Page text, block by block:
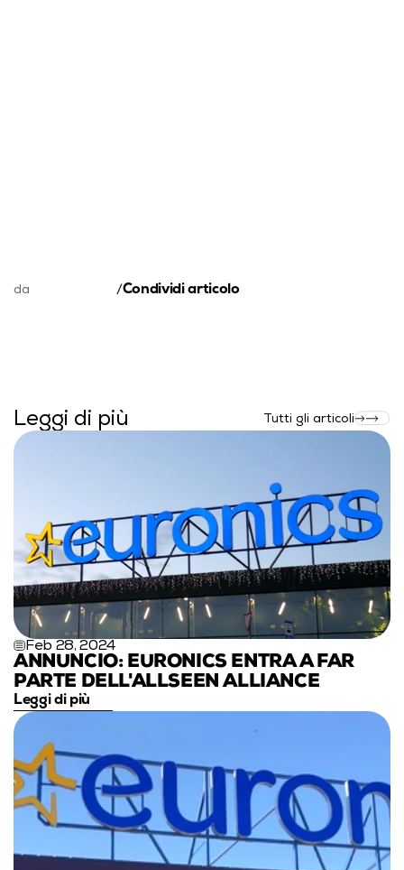
da /Condividi articolo
Leggi di più Tutti gli articoli
Feb 28, 2024
ANNUNCIO: EURONICS ENTRA A FAR
PARTE DELL'ALLSEEN ALLIANCE
Leggi di più